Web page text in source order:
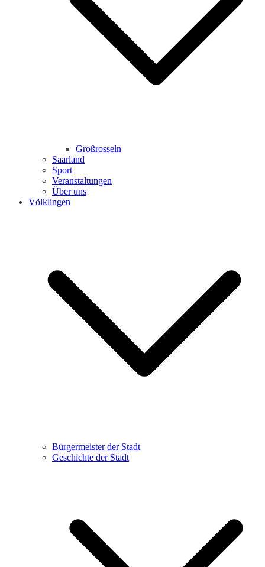
Großrosseln
Saarland
Sport
Veranstaltungen
Über uns
Völklingen
Bürgermeister der Stadt
Geschichte der Stadt